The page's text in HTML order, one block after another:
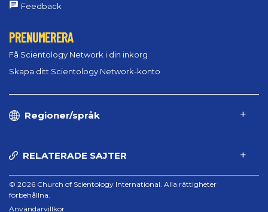
Feedback
PRENUMERERA
Få Scientology Network i din inkorg
Skapa ditt Scientology Network-konto
Regioner/språk
RELATERADE SAJTER
© 2026 Church of Scientology International. Alla rättigheter
förbehållna.
Användarvillkor